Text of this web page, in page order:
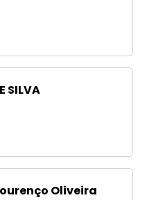
SILVA
Oliveira